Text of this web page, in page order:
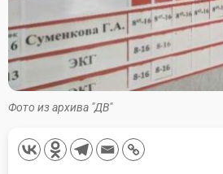
Фото из архива "ДВ"